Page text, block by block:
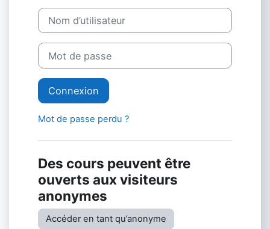
Nom d’utilisateur
Mot de passe
Connexion
Mot de passe perdu ?
Des cours peuvent être
ouverts aux visiteurs
anonymes
Accéder en tant qu’anonyme